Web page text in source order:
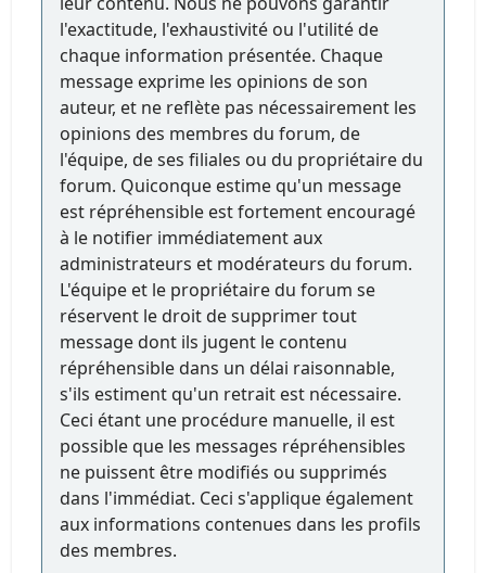
l'exactitude, l'exhaustivité ou l'utilité de
chaque information présentée. Chaque
message exprime les opinions de son
auteur, et ne reflète pas nécessairement les
opinions des membres du forum, de
l'équipe, de ses filiales ou du propriétaire du
forum. Quiconque estime qu'un message
est répréhensible est fortement encouragé
à le notifier immédiatement aux
administrateurs et modérateurs du forum.
L'équipe et le propriétaire du forum se
réservent le droit de supprimer tout
message dont ils jugent le contenu
répréhensible dans un délai raisonnable,
s'ils estiment qu'un retrait est nécessaire.
Ceci étant une procédure manuelle, il est
possible que les messages répréhensibles
ne puissent être modifiés ou supprimés
dans l'immédiat. Ceci s'applique également
aux informations contenues dans les profils
des membres.